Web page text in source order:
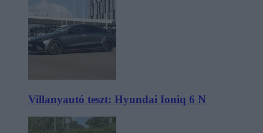
Villanyautó teszt: Hyundai Ioniq 6 N